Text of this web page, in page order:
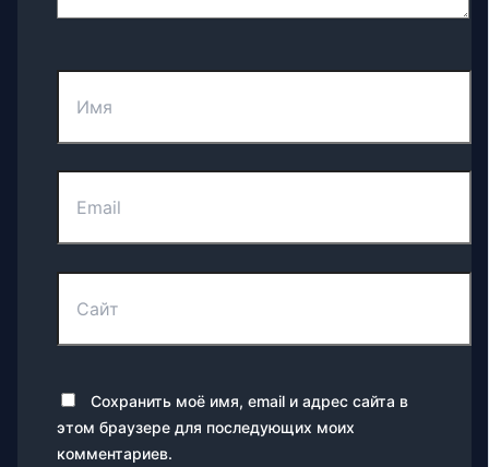
Сохранить моё имя, email и адрес сайта в
этом браузере для последующих моих
комментариев.